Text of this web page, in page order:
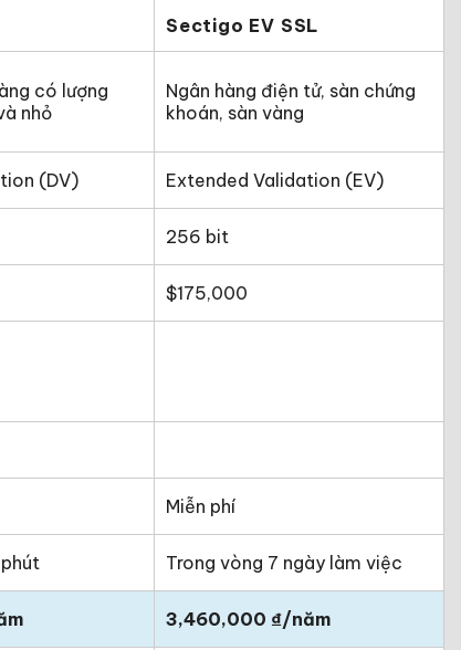
Sectigo EV SSL
có lượng
nhỏ
Ngân hàng điện tử, sàn chứng
khoán, sàn vàng
(DV) Extended Validation (EV)
256 bit
$175,000
Miễn phí
Trong vòng 7 ngày làm việc
3,460,000 ₫/năm